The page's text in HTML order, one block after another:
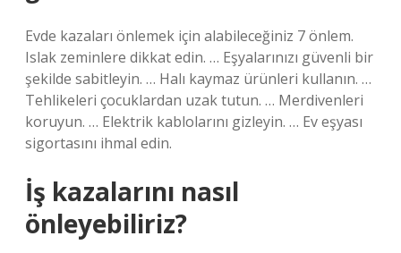
Evde kazaları önlemek için alabileceğiniz 7 önlem.
Islak zeminlere dikkat edin. … Eşyalarınızı güvenli bir
şekilde sabitleyin. … Halı kaymaz ürünleri kullanın. …
Tehlikeleri çocuklardan uzak tutun. … Merdivenleri
koruyun. … Elektrik kablolarını gizleyin. … Ev eşyası
sigortasını ihmal edin.
İş kazalarını nasıl
önleyebiliriz?